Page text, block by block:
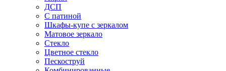
ДСП
С патиной
Шкафы-купе с зеркалом
Матовое зеркало
Стекло
Цветное стекло
Пескоструй